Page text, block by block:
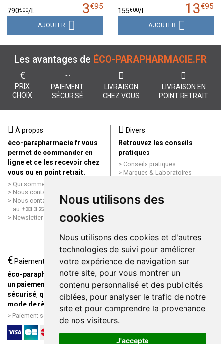
Nous utilisons des
cookies
Nous utilisons des cookies et d'autres
technologies de suivi pour améliorer
votre expérience de navigation sur
notre site, pour vous montrer un
contenu personnalisé et des publicités
ciblées, pour analyser le trafic de notre
site et pour comprendre la provenance
de nos visiteurs.
J'accepte
3€95
790€00/
AJOUTER
13€95
155€00/
AJOUTER
Les avantages de ÉCO-PARAPHARMACIE.FR
€
PRIX
CHOIX
PAIEMENT
SÉCURISÉ
LIVRAISON
CHEZ VOUS
LIVRAISON EN
POINT RETRAIT
À propos
éco-parapharmacie.fr vous
permet de commander en
ligne et de les recevoir chez
vous ou en point retrait.
Qui sommes nous ?
Nous contacter par e-mail
Nous contacter par téléphone
au +33 3 22 71 64 10
Newsletter
Divers
Retrouvez les conseils
pratiques
Conseils pratiques
Marques & Laboratoires
Mentions légales
Données personnelles
ligne
€ Paiement
éco-parapharmacie.fr offre
un paiement entièrement
sécurisé, quel que soit le
mode de règlement
Paiement sécurisé et simple
Livraison / Point retrait
Commandez en ligne et
recevez votre commande
rapidement chez vous ou en
point retrait
Livraison chez vous ou en